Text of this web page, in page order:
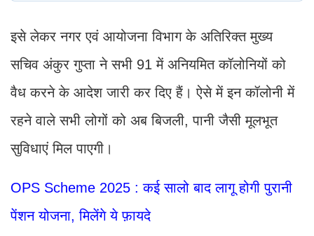
इसे लेकर नगर एवं आयोजना विभाग के अतिरिक्त मुख्य
सचिव अंकुर गुप्ता ने सभी 91 में अनियमित कॉलोनियों को
वैध करने के आदेश जारी कर दिए हैं। ऐसे में इन कॉलोनी में
रहने वाले सभी लोगों को अब बिजली, पानी जैसी मूलभूत
सुविधाएं मिल पाएगी।
OPS Scheme 2025 : कई सालो बाद लागू होगी पुरानी
पेंशन योजना, मिलेंगे ये फ़ायदे